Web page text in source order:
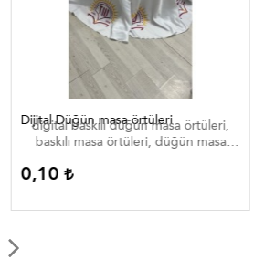
Dijital Düğün masa örtüleri
digital baskılı düğün masa örtüleri,
baskılı masa örtüleri, düğün masa
0,10